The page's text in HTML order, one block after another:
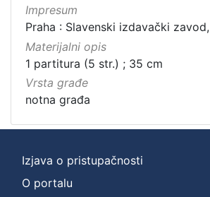
Impresum
Praha : Slavenski izdavački zavod,
Materijalni opis
1 partitura (5 str.) ; 35 cm
Vrsta građe
notna građa
Izjava o pristupačnosti
O portalu